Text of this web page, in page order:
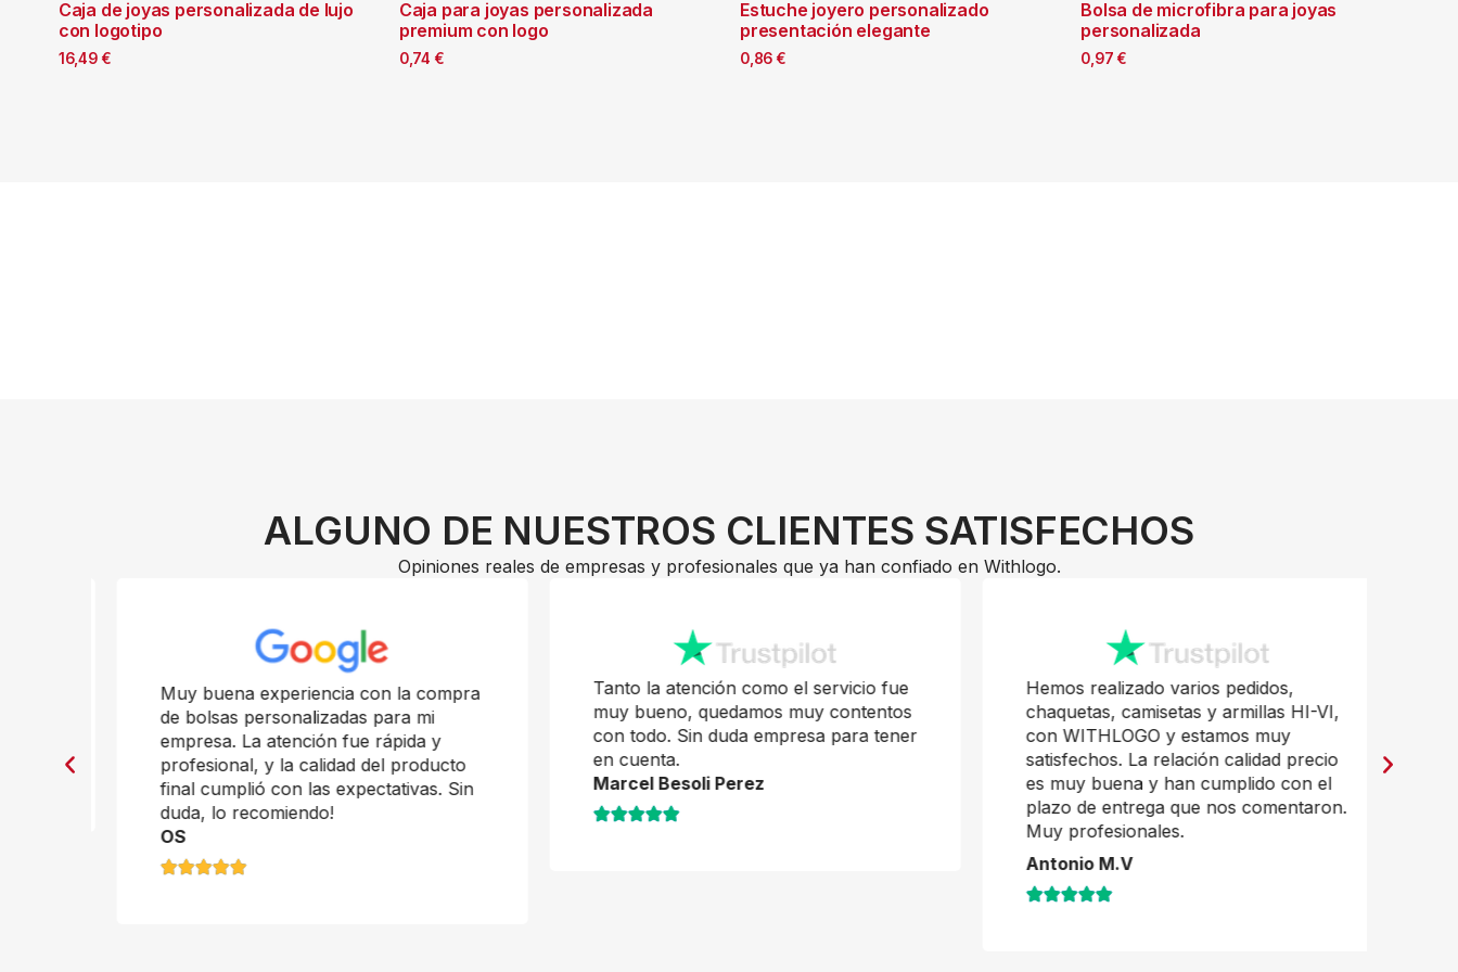
Caja de joyas personalizada de lujo
con logotipo
16,49 €
Caja para joyas personalizada
premium con logo
0,74 €
Estuche joyero personalizado
presentación elegante
0,86 €
Bolsa de microfibra para joyas
personalizada
0,97 €
ALGUNO DE NUESTROS CLIENTES SATISFECHOS
Opiniones reales de empresas y profesionales que ya han confiado en Withlogo.
Muy buena experiencia con la compra
de bolsas personalizadas para mi
empresa. La atención fue rápida y
profesional, y la calidad del producto
final cumplió con las expectativas. Sin
duda, lo recomiendo!
Tanto la atención como el servicio fue
muy bueno, quedamos muy contentos
con todo. Sin duda empresa para tener
en cuenta.
Marcel Besoli Perez
Hemos realizado varios pedidos,
chaquetas, camisetas y armillas HI-VI,
con WITHLOGO y estamos muy
satisfechos. La relación calidad precio
es muy buena y han cumplido con el
plazo de entrega que nos comentaron.
Muy profesionales.
Antonio M.V